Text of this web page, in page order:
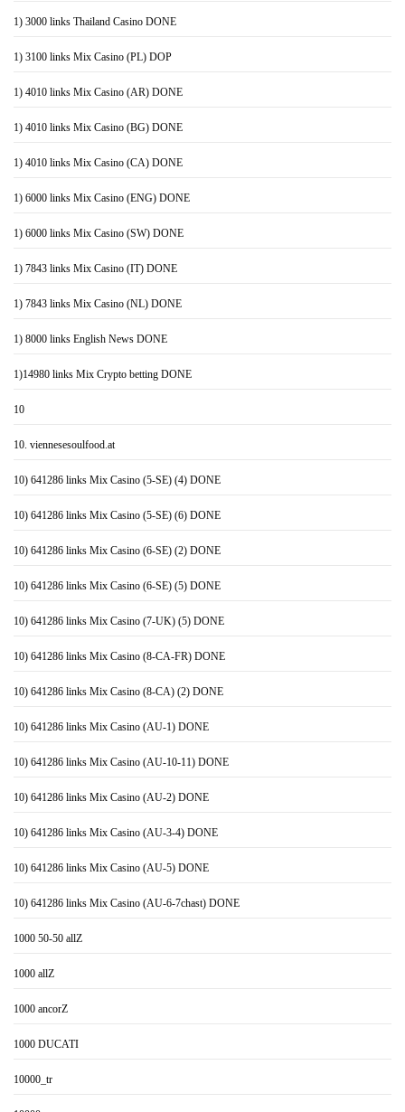
1) 3000 links Thailand Casino DONE
1) 3100 links Mix Casino (PL) DOP
1) 4010 links Mix Casino (AR) DONE
1) 4010 links Mix Casino (BG) DONE
1) 4010 links Mix Casino (CA) DONE
1) 6000 links Mix Casino (ENG) DONE
1) 6000 links Mix Casino (SW) DONE
1) 7843 links Mix Casino (IT) DONE
1) 7843 links Mix Casino (NL) DONE
1) 8000 links English News DONE
1)14980 links Mix Crypto betting DONE
10
10. viennesesoulfood.at
10) 641286 links Mix Casino (5-SE) (4) DONE
10) 641286 links Mix Casino (5-SE) (6) DONE
10) 641286 links Mix Casino (6-SE) (2) DONE
10) 641286 links Mix Casino (6-SE) (5) DONE
10) 641286 links Mix Casino (7-UK) (5) DONE
10) 641286 links Mix Casino (8-CA-FR) DONE
10) 641286 links Mix Casino (8-CA) (2) DONE
10) 641286 links Mix Casino (AU-1) DONE
10) 641286 links Mix Casino (AU-10-11) DONE
10) 641286 links Mix Casino (AU-2) DONE
10) 641286 links Mix Casino (AU-3-4) DONE
10) 641286 links Mix Casino (AU-5) DONE
10) 641286 links Mix Casino (AU-6-7chast) DONE
1000 50-50 allZ
1000 allZ
1000 ancorZ
1000 DUCATI
10000_tr